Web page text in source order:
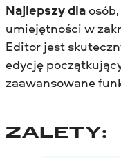
Najlepszy dla
umiejętności w
Editor jest
edycję
zaawansowane
ZALETY: